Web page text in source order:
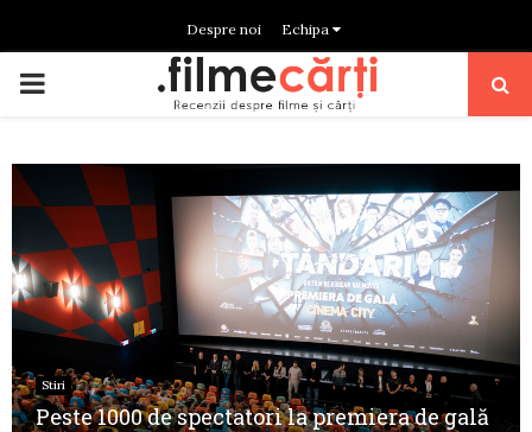
Despre noi Echipa
PRIMARY
Stiri
Peste 1000 de spectatori la premiera de gală